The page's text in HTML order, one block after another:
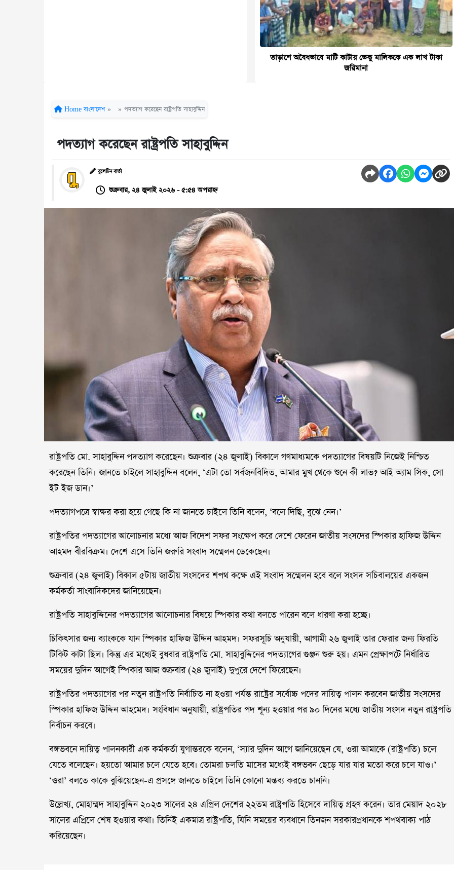
তাড়াশে অবৈধভাবে মাটি কাটায় ভেকু মালিককে এক লাখ টাকা
জরিমানা
Home বাংলাদেশ » » পদত্যাগ করেছেন রাষ্ট্রপতি সাহাবুদ্দিন
পদত্যাগ করেছেন রাষ্ট্রপতি সাহাবুদ্দিন
বুলেটিন বার্তা
শুক্রবার, ২৪ জুলাই ২০২৬ - ৫:৫৪ অপরাহ্ন
রাষ্ট্রপতি মো. সাহাবুদ্দিন পদত্যাগ করেছেন। শুক্রবার (২৪ জুলাই) বিকালে গণমাধ্যমকে পদত্যাগের বিষয়টি নিজেই নিশ্চিত
করেছেন তিনি। জানতে চাইলে সাহাবুদ্দিন বলেন, ‘এটা তো সর্বজনবিদিত, আমার মুখ থেকে শুনে কী লাভ? আই অ্যাম সিক, সো
ইট ইজ ডান।’
পদত্যাগপত্রে স্বাক্ষর করা হয়ে গেছে কি না জানতে চাইলে তিনি বলেন, ‘বলে দিছি, বুঝে নেন।’
রাষ্ট্রপতির পদত্যাগের আলোচনার মধ্যে আজ বিদেশ সফর সংক্ষেপ করে দেশে ফেরেন জাতীয় সংসদের স্পিকার হাফিজ উদ্দিন
আহমদ বীরবিক্রম। দেশে এসে তিনি জরুরি সংবাদ সম্মেলন ডেকেছেন।
শুক্রবার (২৪ জুলাই) বিকাল ৫টায় জাতীয় সংসদের শপথ কক্ষে এই সংবাদ সম্মেলন হবে বলে সংসদ সচিবালয়ের একজন
কর্মকর্তা সাংবাদিকদের জানিয়েছেন।
রাষ্ট্রপতি সাহাবুদ্দিনের পদত্যাগের আলোচনার বিষয়ে স্পিকার কথা বলতে পারেন বলে ধারণা করা হচ্ছে।
চিকিৎসার জন্য ব্যাংককে যান স্পিকার হাফিজ উদ্দিন আহমদ। সফরসূচি অনুযায়ী, আগামী ২৬ জুলাই তার ফেরার জন্য ফিরতি
টিকিট কাটা ছিল। কিন্তু এর মধ্যেই বুধবার রাষ্ট্রপতি মো. সাহাবুদ্দিনের পদত্যাগের গুঞ্জন শুরু হয়। এমন প্রেক্ষাপটে নির্ধারিত
সময়ের দুদিন আগেই স্পিকার আজ শুক্রবার (২৪ জুলাই) দুপুরে দেশে ফিরেছেন।
রাষ্ট্রপতির পদত্যাগের পর নতুন রাষ্ট্রপতি নির্বাচিত না হওয়া পর্যন্ত রাষ্ট্রের সর্বোচ্চ পদের দায়িত্ব পালন করবেন জাতীয় সংসদের
স্পিকার হাফিজ উদ্দিন আহমেদ। সংবিধান অনুযায়ী, রাষ্ট্রপতির পদ শূন্য হওয়ার পর ৯০ দিনের মধ্যে জাতীয় সংসদ নতুন রাষ্ট্রপতি
নির্বাচন করবে।
বঙ্গভবনে দায়িত্ব পালনকারী এক কর্মকর্তা যুগান্তরকে বলেন, ‘স্যার দুদিন আগে জানিয়েছেন যে, ওরা আমাকে (রাষ্ট্রপতি) চলে
যেতে বলেছেন। হয়তো আমার চলে যেতে হবে। তোমরা চলতি মাসের মধ্যেই বঙ্গভবন ছেড়ে যার যার মতো করে চলে যাও।’
‘ওরা’ বলতে কাকে বুঝিয়েছেন-এ প্রসঙ্গে জানতে চাইলে তিনি কোনো মন্তব্য করতে চাননি।
উল্লেখ্য, মোহাম্মদ সাহাবুদ্দিন ২০২৩ সালের ২৪ এপ্রিল দেশের ২২তম রাষ্ট্রপতি হিসেবে দায়িত্ব গ্রহণ করেন। তার মেয়াদ ২০২৮
সালের এপ্রিলে শেষ হওয়ার কথা। তিনিই একমাত্র রাষ্ট্রপতি, যিনি সময়ের ব্যবধানে তিনজন সরকারপ্রধানকে শপথবাক্য পাঠ
করিয়েছেন।